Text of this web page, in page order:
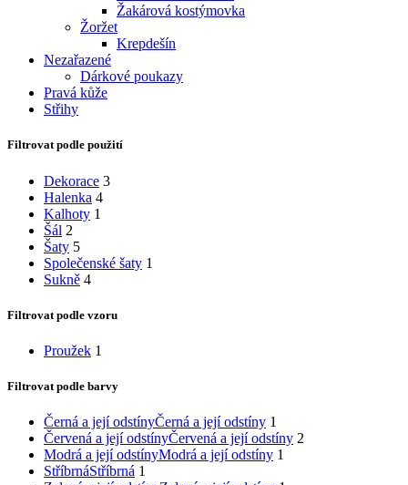
Žakárová kostýmovka
Žoržet
Krepdešín
Nezařazené
Dárkové poukazy
Pravá kůže
Střihy
Filtrovat podle použití
Dekorace 3
Halenka 4
Kalhoty 1
Šál 2
Šaty 5
Společenské šaty 1
Sukně 4
Filtrovat podle vzoru
Proužek 1
Filtrovat podle barvy
Černá a její odstínyČerná a její odstíny 1
Červená a její odstínyČervená a její odstíny 2
Modrá a její odstínyModrá a její odstíny 1
StříbrnáStříbrná 1